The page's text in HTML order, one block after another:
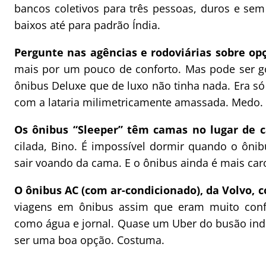
bancos coletivos para três pessoas, duros e
baixos até para padrão Índia.
Pergunte nas agências e rodoviárias sobre
mais por um pouco de conforto. Mas pode ser
ônibus Deluxe que de luxo não tinha nada. Era
com a lataria milimetricamente amassada. Medo.
Os ônibus “Sleeper” têm camas no lugar de
cilada, Bino. É impossível dormir quando o
sair voando da cama. E o ônibus ainda é mais
O ônibus AC (com ar-condicionado), da Volvo,
viagens em ônibus assim que eram muito
como água e jornal. Quase um Uber do busão
ser uma boa opção. Costuma.